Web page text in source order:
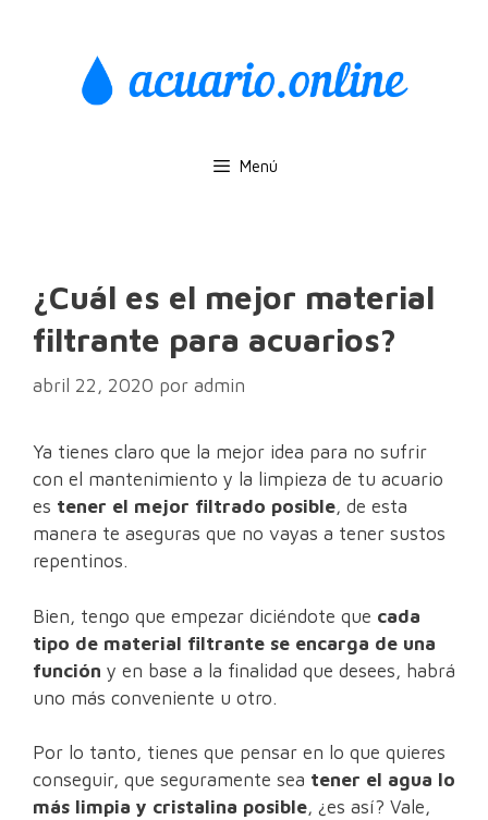
Menú
¿Cuál es el mejor material
filtrante para acuarios?
abril 22, 2020 por admin
Ya tienes claro que la mejor idea para no sufrir
con el mantenimiento y la limpieza de tu acuario
es tener el mejor filtrado posible, de esta
manera te aseguras que no vayas a tener sustos
repentinos.
Bien, tengo que empezar diciéndote que cada
tipo de material filtrante se encarga de una
función y en base a la finalidad que desees, habrá
uno más conveniente u otro.
Por lo tanto, tienes que pensar en lo que quieres
conseguir, que seguramente sea tener el agua lo
más limpia y cristalina posible, ¿es así? Vale,